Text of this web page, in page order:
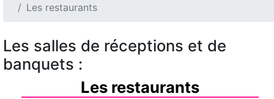
Les restaurants
Les salles de réceptions et de
banquets :
Les restaurants